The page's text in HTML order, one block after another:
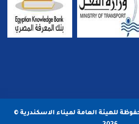
للهيئة العامة لميناء الاسكندرية ©